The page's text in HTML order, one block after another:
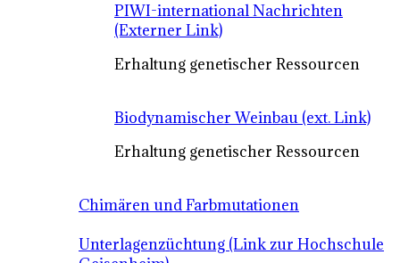
PIWI-international Nachrichten
(Externer Link)
Erhaltung genetischer Ressourcen
Biodynamischer Weinbau (ext. Link)
Erhaltung genetischer Ressourcen
Chimären und Farbmutationen
Unterlagenzüchtung (Link zur Hochschule